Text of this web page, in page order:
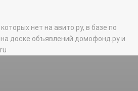
нет на авито.ру, в базе по
доске объявлений домофонд.ру и